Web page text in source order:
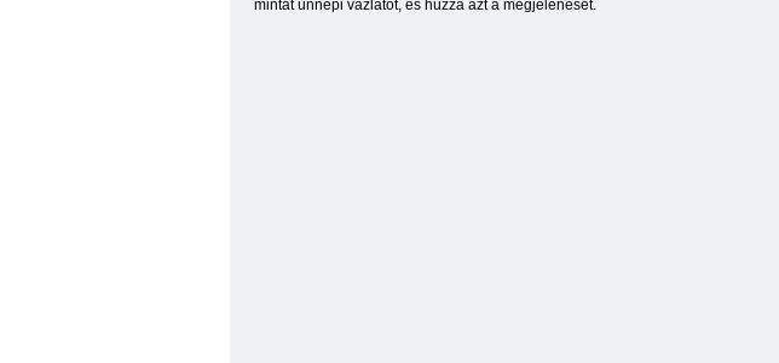
mintát ünnepi vázlatot, és húzza azt a megjelenését.